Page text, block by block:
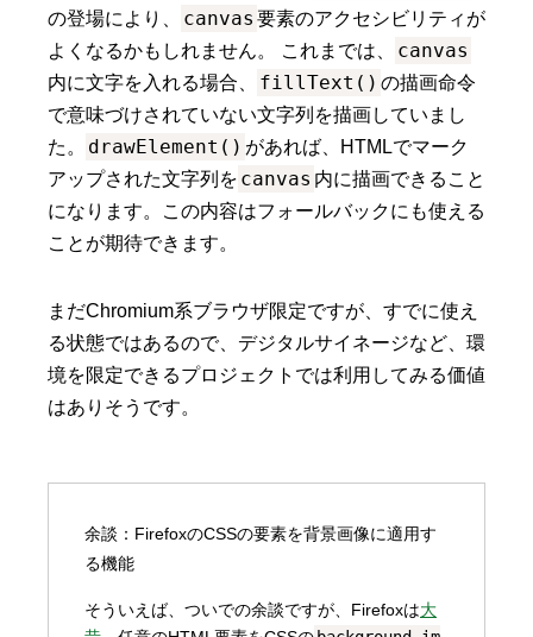
の登場により、 canvas 要素のアクセシビリティが
よくなるかもしれません。 これまでは、
canvas
内に文字を入れる場合、 fillText() の描画命令
で意味づけされていない文字列を描画していまし
た。
drawElement() があれば、HTMLでマーク
アップされた文字列を canvas 内に描画できること
になります。この内容はフォールバックにも使える
ことが期待できます。
まだChromium系ブラウザ限定ですが、すでに使え
る状態ではあるので、デジタルサイネージなど、環
境を限定できるプロジェクトでは利用してみる価値
はありそうです。
余談：FirefoxのCSSの要素を背景画像に適用す
る機能
そういえば、ついでの余談ですが、Firefoxは大